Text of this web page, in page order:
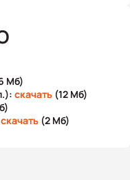
Мб)
скачать (12 Мб)
скачать (2 Мб)